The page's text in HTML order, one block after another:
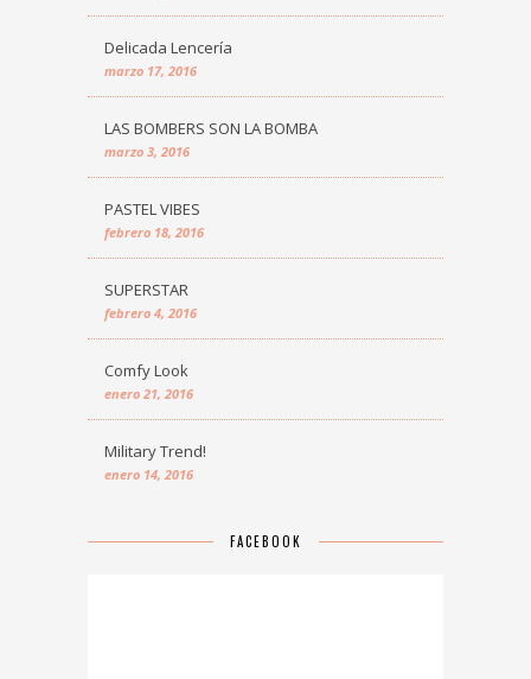
Delicada Lencería
marzo 17, 2016
LAS BOMBERS SON LA BOMBA
marzo 3, 2016
PASTEL VIBES
febrero 18, 2016
SUPERSTAR
febrero 4, 2016
Comfy Look
enero 21, 2016
Military Trend!
enero 14, 2016
FACEBOOK